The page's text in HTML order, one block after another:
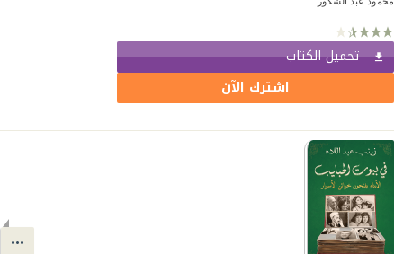
تحميل الكتاب
اشترك الآن